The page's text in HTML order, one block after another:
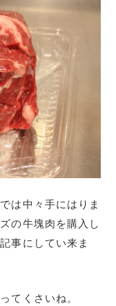
は中々手にはりま
の牛塊肉を購入し
事にしてい来ま
てくさいね。